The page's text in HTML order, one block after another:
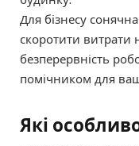
Для бізнесу
скоротити витрати
безперервність
помічником для
Які